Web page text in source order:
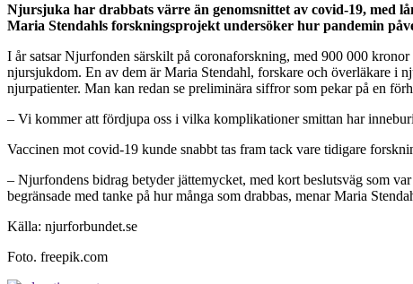
Njursjuka har drabbats värre än genomsnittet av covid-19, med
Maria Stendahls forskningsprojekt undersöker hur pandemin
I år satsar Njurfonden särskilt på coronaforskning, med 900 000
njursjukdom. En av dem är Maria Stendahl, forskare och överläkare i
njurpatienter. Man kan redan se preliminära siffror som pekar på en
– Vi kommer att fördjupa oss i vilka komplikationer smittan har
Vaccinen mot covid-19 kunde snabbt tas fram tack vare tidigare
– Njurfondens bidrag betyder jättemycket, med kort beslutsväg som
begränsade med tanke på hur många som drabbas, menar Maria
Källa: njurforbundet.se
Foto. freepik.com